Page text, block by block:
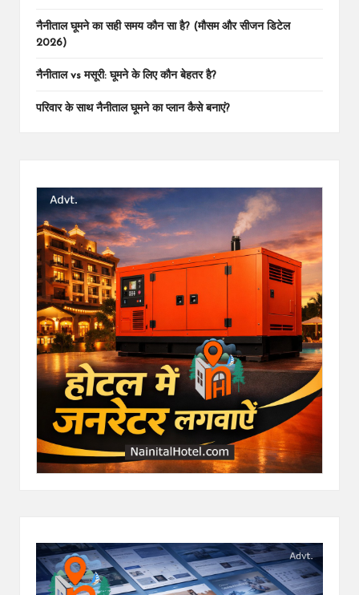
नैनीताल घूमने का सही समय कौन सा है? (मौसम और सीजन डिटेल
2026)
नैनीताल vs मसूरी: घूमने के लिए कौन बेहतर है?
परिवार के साथ नैनीताल घूमने का प्लान कैसे बनाएं?